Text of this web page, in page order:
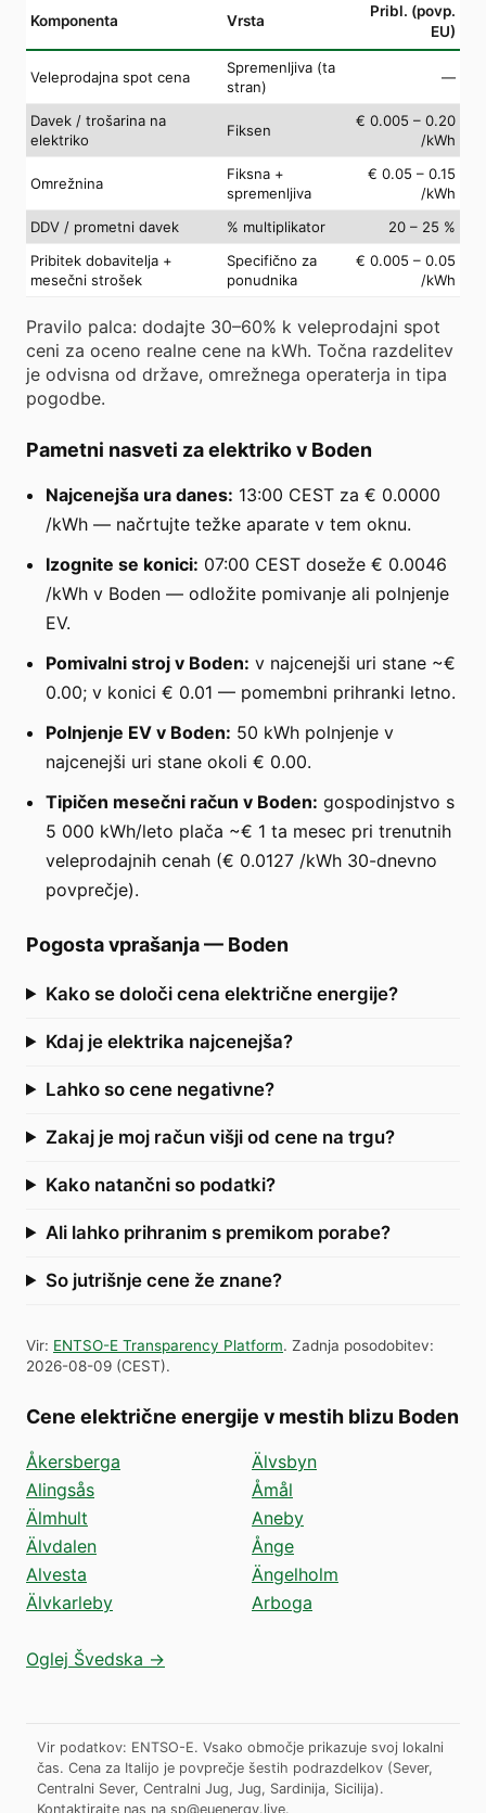
Komponenta Vrsta
Pribl. (povp.
EU)
Veleprodajna spot cena
Spremenljiva (ta
stran)
—
Davek / trošarina na
elektriko
Fiksen
€ 0.005 – 0.20
/kWh
Omrežnina
Fiksna +
spremenljiva
€ 0.05 – 0.15
/kWh
DDV / prometni davek
% multiplikator
20 – 25 %
Pribitek dobavitelja +
mesečni strošek
Specifično za
ponudnika
€ 0.005 – 0.05
/kWh
Pravilo palca: dodajte 30–60% k veleprodajni spot
ceni za oceno realne cene na kWh. Točna razdelitev
je odvisna od države, omrežnega operaterja in tipa
pogodbe.
Pametni nasveti za elektriko v Boden
Najcenejša ura danes: 13:00 CEST za € 0.0000
/kWh — načrtujte težke aparate v tem oknu.
Izognite se konici: 07:00 CEST doseže € 0.0046
/kWh v Boden — odložite pomivanje ali polnjenje
EV.
Pomivalni stroj v Boden: v najcenejši uri stane ~€
0.00; v konici € 0.01 — pomembni prihranki letno.
Polnjenje EV v Boden: 50 kWh polnjenje v
najcenejši uri stane okoli € 0.00.
Tipičen mesečni račun v Boden: gospodinjstvo s
5 000 kWh/leto plača ~€ 1 ta mesec pri trenutnih
veleprodajnih cenah (€ 0.0127 /kWh 30-dnevno
povprečje).
Pogosta vprašanja— Boden
Kako se določi cena električne energije?
Kdaj je elektrika najcenejša?
Lahko so cene negativne?
Zakaj je moj račun višji od cene na trgu?
Kako natančni so podatki?
Ali lahko prihranim s premikom porabe?
So jutrišnje cene že znane?
Vir: ENTSO-E Transparency Platform. Zadnja posodobitev:
2026-08-09 (CEST).
Cene električne energije v mestih blizu Boden
Åkersberga
Alingsås
Älmhult
Älvdalen
Alvesta
Älvkarleby
Älvsbyn
Åmål
Aneby
Ånge
Ängelholm
Arboga
Oglej Švedska →
Vir podatkov: ENTSO-E. Vsako območje prikazuje svoj lokalni
čas. Cena za Italijo je povprečje šestih podrazdelkov (Sever,
Centralni Sever, Centralni Jug, Jug, Sardinija, Sicilija).
Kontaktirajte nas na sp@euenergy.live.